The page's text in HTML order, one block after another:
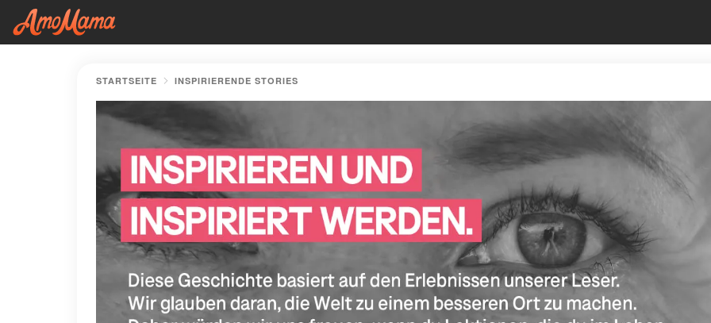
STARTSEITE INSPIRIERENDE STORIES